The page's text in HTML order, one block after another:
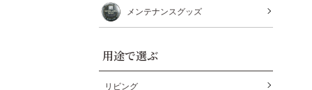
メンテナンスグッズ
用途で選ぶ
リビング